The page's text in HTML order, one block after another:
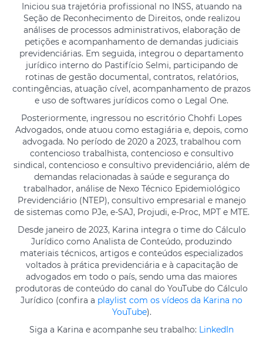
Iniciou sua trajetória profissional no INSS, atuando na
Seção de Reconhecimento de Direitos, onde realizou
análises de processos administrativos, elaboração de
petições e acompanhamento de demandas judiciais
previdenciárias. Em seguida, integrou o departamento
jurídico interno do Pastifício Selmi, participando de
rotinas de gestão documental, contratos, relatórios,
contingências, atuação cível, acompanhamento de prazos
e uso de softwares jurídicos como o Legal One.
Posteriormente, ingressou no escritório Chohfi Lopes
Advogados, onde atuou como estagiária e, depois, como
advogada. No período de 2020 a 2023, trabalhou com
contencioso trabalhista, contencioso e consultivo
sindical, contencioso e consultivo previdenciário, além de
demandas relacionadas à saúde e segurança do
trabalhador, análise de Nexo Técnico Epidemiológico
Previdenciário (NTEP), consultivo empresarial e manejo
de sistemas como PJe, e-SAJ, Projudi, e-Proc, MPT e MTE.
Desde janeiro de 2023, Karina integra o time do Cálculo
Jurídico como Analista de Conteúdo, produzindo
materiais técnicos, artigos e conteúdos especializados
voltados à prática previdenciária e à capacitação de
advogados em todo o país, sendo uma das maiores
produtoras de conteúdo do canal do YouTube do Cálculo
Jurídico (confira a playlist com os vídeos da Karina no
YouTube).
Siga a Karina e acompanhe seu trabalho: LinkedIn